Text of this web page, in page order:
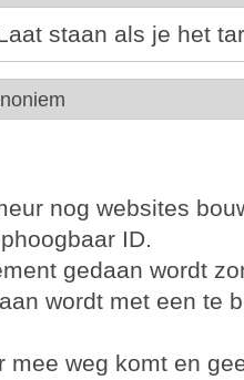
staan als je het
nog websites
ID.
gedaan wordt
wordt met een te
mee weg komt en